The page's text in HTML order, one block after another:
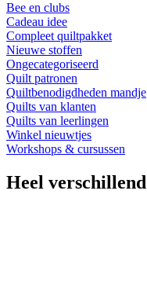
Bee en clubs
Cadeau idee
Compleet quiltpakket
Nieuwe stoffen
Ongecategoriseerd
Quilt patronen
Quiltbenodigdheden mandje
Quilts van klanten
Quilts van leerlingen
Winkel nieuwtjes
Workshops & cursussen
Heel verschillend